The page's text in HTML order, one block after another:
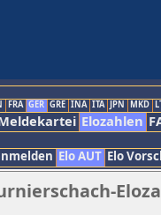
FRA GER GRE INA ITA JPN MKD
Elozahlen
Elo AUT Elo